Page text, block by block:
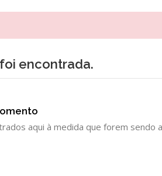
encontrada.
aqui à medida que forem sendo